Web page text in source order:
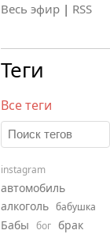
Весь эфир | RSS
Теги
Все теги
instagram
автомобиль
алкоголь бабушка
Бабы бог брак